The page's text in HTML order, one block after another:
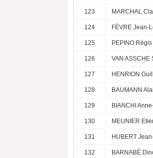
123 MARCHAL
124 FÈVRE Jean-
125 PEPINO Régis
126 VAN ASSCHE
127 HENRION
128 BAUMANN
129 BIANCHI
130 MEUNIER
131 HUBERT
132 BARNABÉ